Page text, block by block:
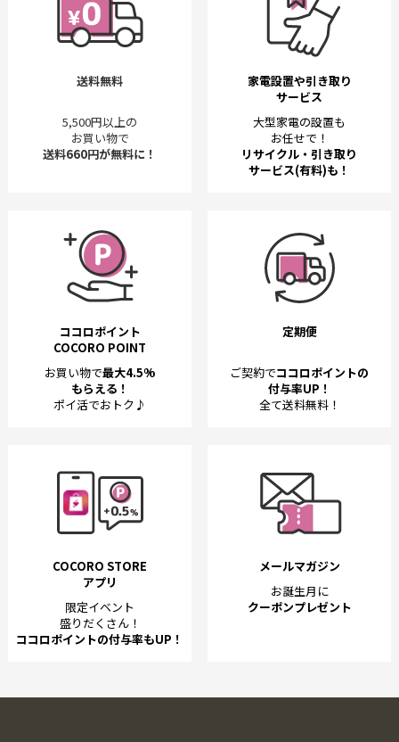
送料無料
5,500円以上の
お買い物で
送料660円が無料に！
家電設置や引き取り
サービス
大型家電の設置も
お任せで！
リサイクル・引き取り
サービス(有料)も！
ココロポイント
COCORO POINT
お買い物で最大4.5%
もらえる！
ポイ活でおトク♪
定期便
ご契約でココロポイントの
付与率UP！
全て送料無料！
COCORO STORE
アプリ
限定イベント
盛りだくさん！
ココロポイントの付与率もUP！
メールマガジン
お誕生月に
クーポンプレゼント